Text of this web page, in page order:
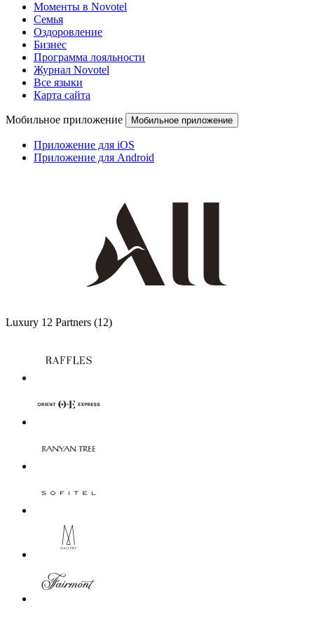
Моменты в Novotel
Семья
Оздоровление
Бизнес
Программа лояльности
Журнал Novotel
Все языки
Карта сайта
Мобильное приложение Мобильное приложение
Приложение для iOS
Приложение для Android
Luxury 12 Partners (12)